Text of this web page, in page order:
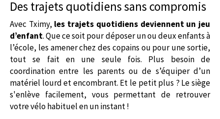
Des trajets quotidiens sans compromis
Avec Tximy, les trajets quotidiens deviennent un jeu
d’enfant. Que ce soit pour déposer un ou deux enfants à
l’école, les amener chez des copains ou pour une sortie,
tout se fait en une seule fois. Plus besoin de
coordination entre les parents ou de s’équiper d’un
matériel lourd et encombrant. Et le petit plus ? Le siège
s'enlève facilement, vous permettant de retrouver
votre vélo habituel en un instant !